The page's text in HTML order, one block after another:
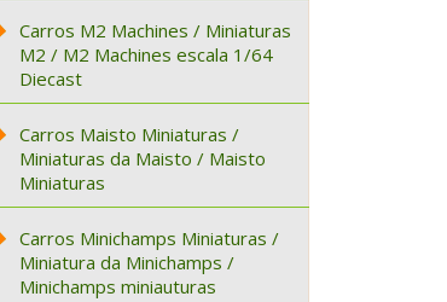
Carros M2 Machines / Miniaturas
M2 / M2 Machines escala 1/64
Diecast
Carros Maisto Miniaturas /
Miniaturas da Maisto / Maisto
Miniaturas
Carros Minichamps Miniaturas /
Miniatura da Minichamps /
Minichamps miniauturas